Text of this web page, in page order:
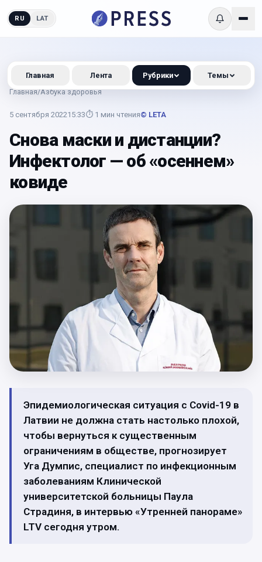
RU LAT
Главная/Азбука здоровья
5 сентября 202215:33⏱ 1 мин чтения© LETA
Снова маски и дистанции?
Инфектолог — об «осеннем»
ковиде
Эпидемиологическая ситуация с Covid-19 в
Латвии не должна стать настолько плохой,
чтобы вернуться к существенным
ограничениям в обществе, прогнозирует
Уга Думпис, специалист по инфекционным
заболеваниям Клинической
университетской больницы Паула
Страдиня, в интервью «Утренней панораме»
LTV сегодня утром.
Главная Лента Рубрики Темы